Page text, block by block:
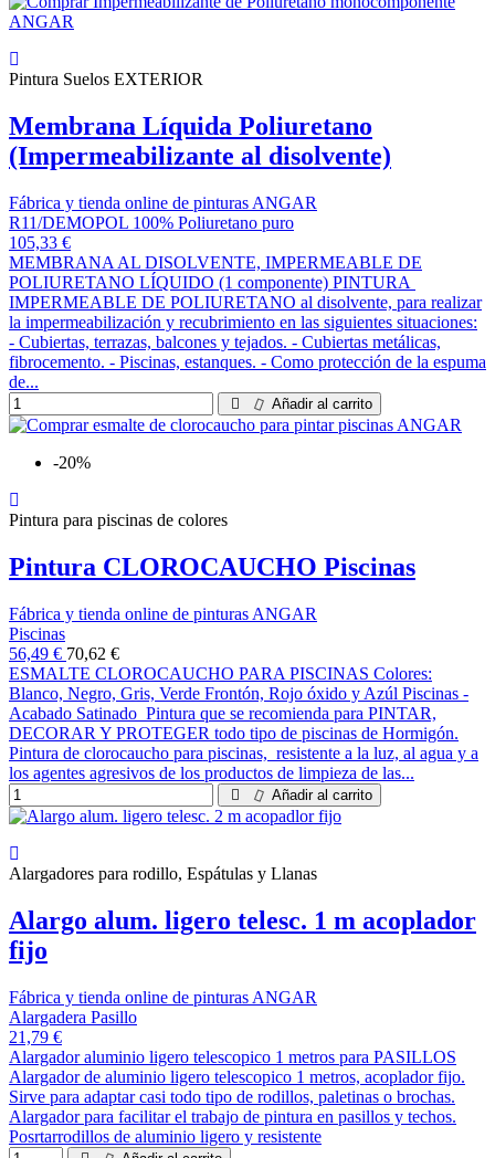
Pintura Suelos EXTERIOR
Membrana Líquida Poliuretano
(Impermeabilizante al disolvente)
Fábrica y tienda online de pinturas ANGAR
R11/DEMOPOL 100% Poliuretano puro
105,33 €
MEMBRANA AL DISOLVENTE, IMPERMEABLE DE
POLIURETANO LÍQUIDO (1 componente) PINTURA
IMPERMEABLE DE POLIURETANO al disolvente, para realizar
la impermeabilización y recubrimiento en las siguientes situaciones:
- Cubiertas, terrazas, balcones y tejados. - Cubiertas metálicas,
fibrocemento. - Piscinas, estanques. - Como protección de la espuma
de...
Añadir al carrito
-20%
Pintura para piscinas de colores
Pintura CLOROCAUCHO Piscinas
Fábrica y tienda online de pinturas ANGAR
Piscinas
56,49 € 70,62 €
ESMALTE CLOROCAUCHO PARA PISCINAS Colores:
Blanco, Negro, Gris, Verde Frontón, Rojo óxido y Azúl Piscinas -
Acabado Satinado Pintura que se recomienda para PINTAR,
DECORAR Y PROTEGER todo tipo de piscinas de Hormigón.
Pintura de clorocaucho para piscinas, resistente a la luz, al agua y a
los agentes agresivos de los productos de limpieza de las...
Añadir al carrito
Alargadores para rodillo, Espátulas y Llanas
Alargo alum. ligero telesc. 1 m acoplador
fijo
Fábrica y tienda online de pinturas ANGAR
Alargadera Pasillo
21,79 €
Alargador aluminio ligero telescopico 1 metros para PASILLOS
Alargador de aluminio ligero telescopico 1 metros, acoplador fijo.
Sirve para adaptar casi todo tipo de rodillos, paletinas o brochas.
Alargador para facilitar el trabajo de pintura en pasillos y techos.
Posrtarrodillos de aluminio ligero y resistente